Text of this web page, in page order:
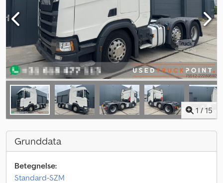
1 / 15
Grunddata
Betegnelse:
Standard-SZM